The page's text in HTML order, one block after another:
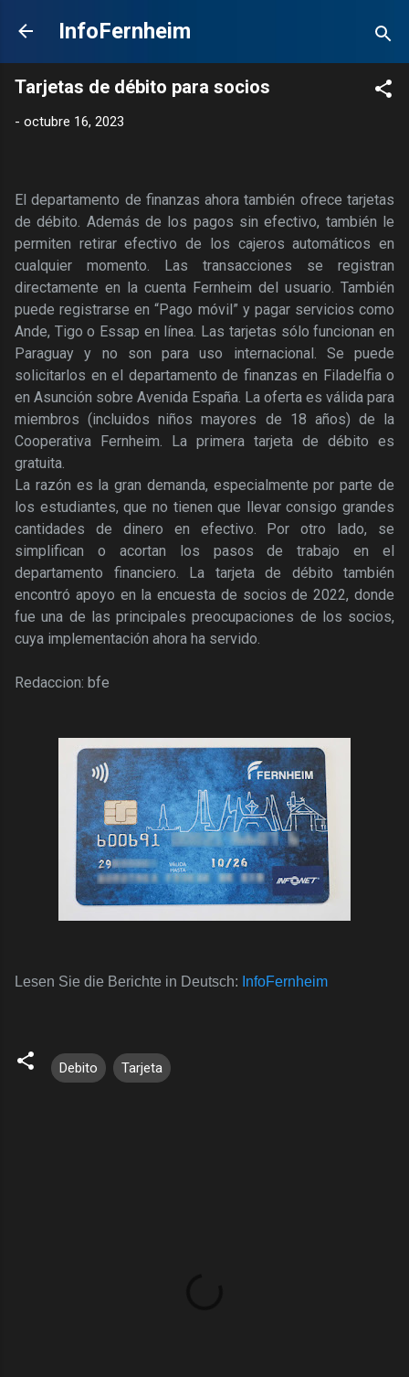
Ir al contenido principal
InfoFernheim
Tarjetas de débito para socios
- octubre 16, 2023
El departamento de finanzas ahora también ofrece tarjetas
de débito. Además de los pagos sin efectivo, también le
permiten retirar efectivo de los cajeros automáticos en
cualquier momento. Las transacciones se registran
directamente en la cuenta Fernheim del usuario. También
puede registrarse en “Pago móvil” y pagar servicios como
Ande, Tigo o Essap en línea. Las tarjetas sólo funcionan en
Paraguay y no son para uso internacional. Se puede
solicitarlos en el departamento de finanzas en Filadelfia o
en Asunción sobre Avenida España. La oferta es válida para
miembros (incluidos niños mayores de 18 años) de la
Cooperativa Fernheim. La primera tarjeta de débito es
gratuita.
La razón es la gran demanda, especialmente por parte de
los estudiantes, que no tienen que llevar consigo grandes
cantidades de dinero en efectivo. Por otro lado, se
simplifican o acortan los pasos de trabajo en el
departamento financiero. La tarjeta de débito también
encontró apoyo en la encuesta de socios de 2022, donde
fue una de las principales preocupaciones de los socios,
cuya implementación ahora ha servido.
Redaccion: bfe
Lesen Sie die Berichte in Deutsch: InfoFernheim
Debito Tarjeta